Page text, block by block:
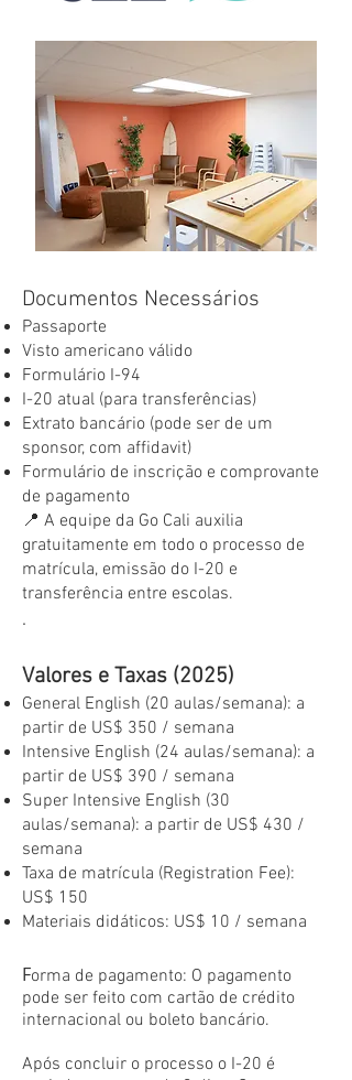
Documentos Necessários
Passaporte
Visto americano válido
Formulário I-94
I-20 atual (para transferências)
Extrato bancário (pode ser de um
sponsor, com affidavit)
Formulário de inscrição e comprovante
de pagamento
📍 A equipe da Go Cali auxilia
gratuitamente em todo o processo de
matrícula, emissão do I-20 e
transferência entre escolas.
.
Valores e Taxas (2025)
General English (20 aulas/semana): a
partir de US$ 350 / semana
Intensive English (24 aulas/semana): a
partir de US$ 390 / semana
Super Intensive English (30
aulas/semana): a partir de US$ 430 /
semana
Taxa de matrícula (Registration Fee):
US$ 150
Materiais didáticos: US$ 10 / semana
Forma de pagamento: O pagamento
pode ser feito com cartão de crédito
internacional ou boleto bancário.
Após concluir o processo o I-20 é